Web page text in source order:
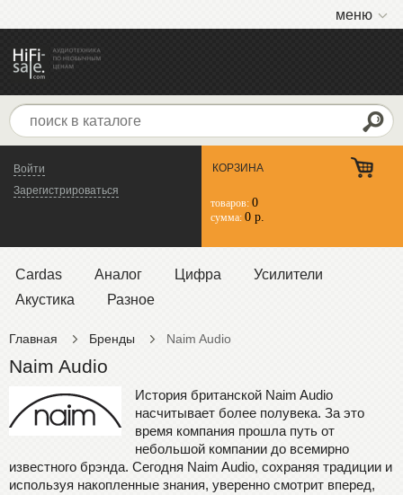
меню
Войти
Зарегистрироваться
КОРЗИНА
товаров: 0
сумма: 0 р.
Cardas Аналог Цифра
Усилители
Акустика
Разное
Главная Бренды Naim Audio
Naim Audio
История британской Naim Audio
насчитывает более полувека. За это
время компания прошла путь от
небольшой компании до всемирно
известного брэнда. Сегодня Naim Audio, сохраняя традиции и
используя накопленные знания, уверенно смотрит вперед,